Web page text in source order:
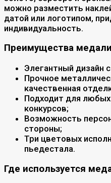
можно разместить
датой или логотипом,
индивидуальность.
Преимущества
Элегантный дизайн
Прочное
качественная
Подходит для
конкурсов;
Возможность
стороны;
Три цветовых
пьедестала.
Где используется